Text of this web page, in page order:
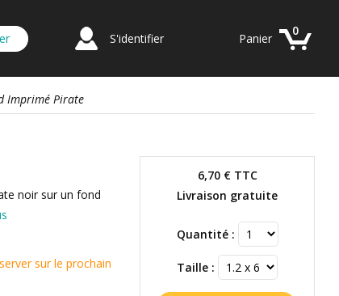
S'identifier
0
Panier
Imprimé Pirate
6,70 €TTC
Livraison gratuite
Quantité :
Taille :
noir sur un fond
sur le prochain